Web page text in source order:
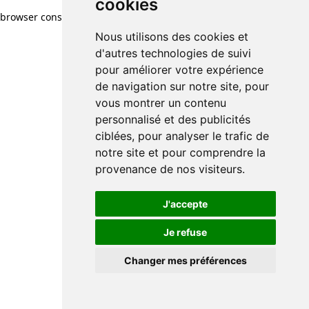
cookies
Nous utilisons des cookies et
d'autres technologies de suivi
pour améliorer votre expérience
de navigation sur notre site, pour
vous montrer un contenu
personnalisé et des publicités
ciblées, pour analyser le trafic de
notre site et pour comprendre la
provenance de nos visiteurs.
J'accepte
Je refuse
Changer mes préférences
browser console for more information)